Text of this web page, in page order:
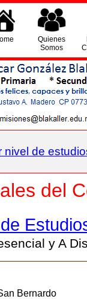
Quienes
Somos
nivel de
del
y A
Bernardo